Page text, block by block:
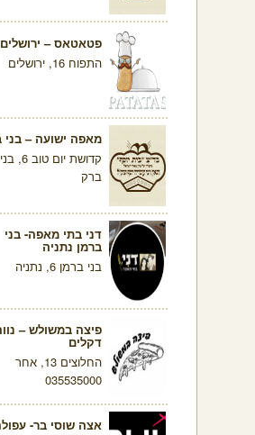
פטאטאס – ירושלים
התפוח 16, ירושלים
מאפה ישועה – בני
קדושת יום טוב 6, בני
ברק
דני בתי מאפה- בני
ברמן נתניה
בני ברמן 6, נתניה
פיצה במשולש –
דקלים
החלוצים 13, אחר
035535000
אצה שוסי בר-